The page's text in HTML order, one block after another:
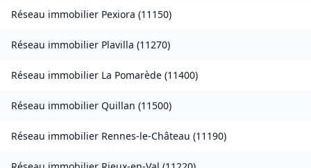
Réseau immobilier Pexiora (11150)
Réseau immobilier Plavilla (11270)
Réseau immobilier La Pomarède (11400)
Réseau immobilier Quillan (11500)
Réseau immobilier Rennes-le-Château (11190)